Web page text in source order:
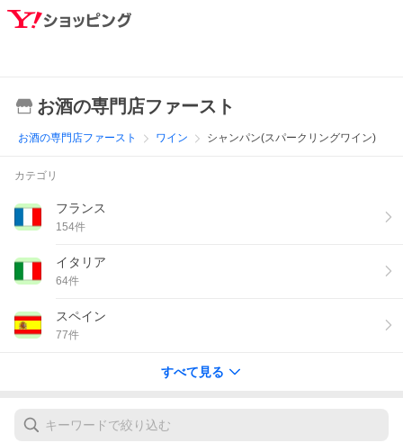
お酒の専門店ファースト
お酒の専門店ファースト ワイン シャンパン(スパークリングワイン)
カテゴリ
フランス
154件
イタリア
64件
スペイン
77件
すべて見る